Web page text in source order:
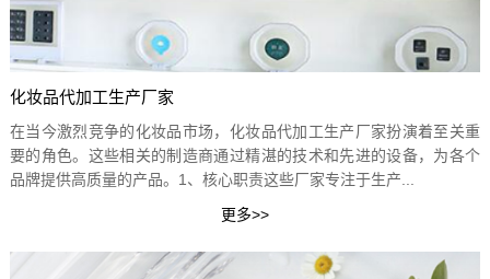
化妆品代加工生产厂家
在当今激烈竞争的化妆品市场，化妆品代加工生产厂家扮演着至关重
要的角色。这些相关的制造商通过精湛的技术和先进的设备，为各个
品牌提供高质量的产品。1、核心职责这些厂家专注于生产...